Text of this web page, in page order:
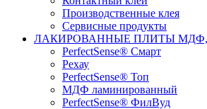
Производственные клея
Сервисные продукты
ЛАКИРОВАННЫЕ ПЛИТЫ
PerfectSense® Смарт
Рехау
PerfectSense® Топ
МДФ ламинированный
PerfectSense® ФилВуд